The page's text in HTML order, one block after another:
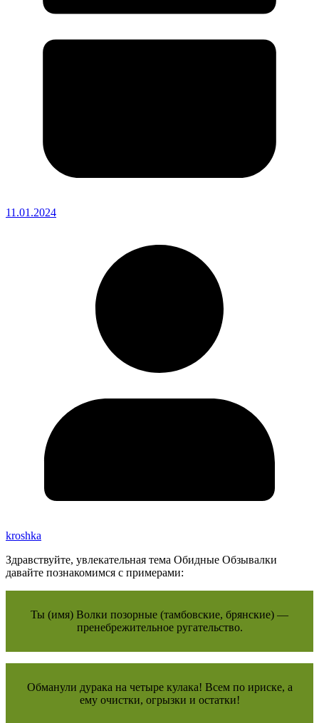
11.01.2024
kroshka
Здравствуйте, увлекательная тема Обидные Обзывалки
давайте познакомимся с примерами:
Ты (имя) Волки позорные (тамбовские, брянские) —
пренебрежительное ругательство.
Обманули дурака на четыре кулака! Всем по ириске, а
ему очистки, огрызки и остатки!